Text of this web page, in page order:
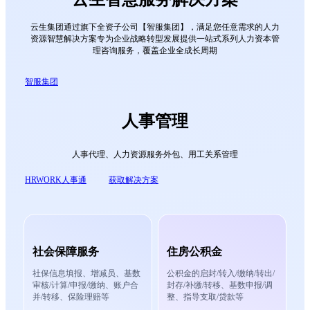
云生集团通过旗下全资子公司【智服集团】，满足您任意需求的人力
资源智慧解决方案专为企业战略转型发展提供一站式系列人力资本管
理咨询服务，覆盖企业全成长周期
智服集团
人事管理
人事代理、人力资源服务外包、用工关系管理
HRWORK人事通 获取解决方案
社会保障服务
社保信息填报、增减员、基数
审核/计算/申报/缴纳、账户合
并/转移、保险理赔等
住房公积金
公积金的启封/转入/缴纳/转出/
封存/补缴/转移、基数申报/调
整、指导支取/贷款等